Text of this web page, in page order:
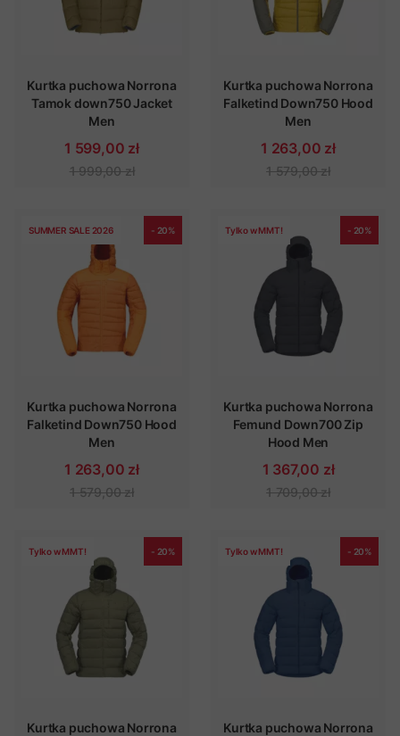
Kurtka puchowa Norrona
Tamok down750 Jacket
Men
1 599,00 zł
1 999,00 zł
Kurtka puchowa Norrona
Falketind Down750 Hood
Men
1 263,00 zł
1 579,00 zł
SUMMER SALE 2026 - 20%
Kurtka puchowa Norrona
Falketind Down750 Hood
Men
1 263,00 zł
1 579,00 zł
Tylko w MMT! - 20%
Kurtka puchowa Norrona
Femund Down700 Zip
Hood Men
1 367,00 zł
1 709,00 zł
Tylko w MMT! - 20%
Kurtka puchowa Norrona
Tylko w MMT! - 20%
Kurtka puchowa Norrona